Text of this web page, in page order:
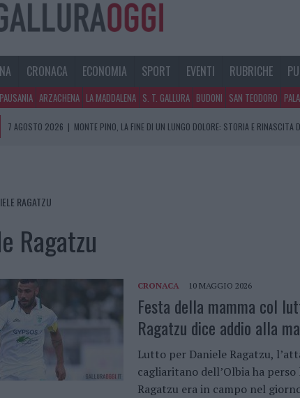
CRONACA ECONOMIA SPORT EVENTI RUBRICHE
ARZACHENA LA MADDALENA S. T. GALLURA BUDONI SAN TEODORO
7 AGOSTO 2026 | MONTE PINO, LA FINE DI UN LUNGO DOLORE: STORIA E RINASCITA
| MONTE PINO, VIA I CANCELLI DEL CANTIERE: LA GALLURA RITROVA LA STRADA
PAUSA CAFFÈ IMPECCABILE: COME SCEGLIERE LA SOLUZIONE IDEALE PER LA CASA E
RAGATZU
Ragatzu
CRONACA 10 MAGGIO 2026
Festa della mamma col
Ragatzu dice addio alla
Lutto per Daniele Ragatzu,
cagliaritano dell’Olbia ha perso
Ragatzu era in campo nel